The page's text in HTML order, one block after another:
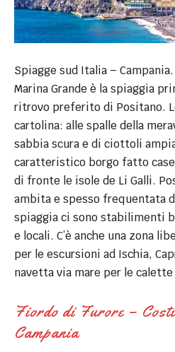
Spiagge sud Italia –
Marina Grande è la spiaggia
ritrovo preferito di Positano.
cartolina: alle spalle della
sabbia scura e di ciottoli
caratteristico borgo fatto
di fronte le isole de Li Galli.
ambita e spesso frequentata
spiaggia ci sono stabilimenti
e locali. C’è anche una zona
per le escursioni ad Ischia,
navetta via mare per le
Fiordo di Furore –
Campania